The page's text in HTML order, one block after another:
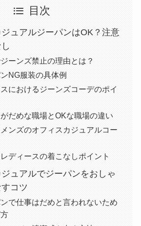
目次
ュアルジーパンはOK？注意
ーンズ禁止の理由とは？
NG服装の具体例
におけるジーンズコーデのポイ
だめな職場とOKな職場の違い
ンズのオフィスカジュアルコー
ディースの着こなしポイント
ュアルでジーパンをおしゃ
コツ
で仕事はだめと言われないため